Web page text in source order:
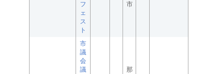
フ
ェ
ス
ト
市
市
議
会
議
那